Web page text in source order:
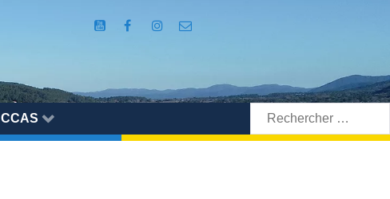
CCAS
Rechercher: